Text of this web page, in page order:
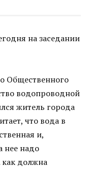
на заседании
Общественного
водопроводной
житель города
что вода в
и,
нее надо
как должна